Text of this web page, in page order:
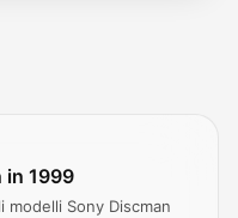
in 1999
modelli Sony Discman